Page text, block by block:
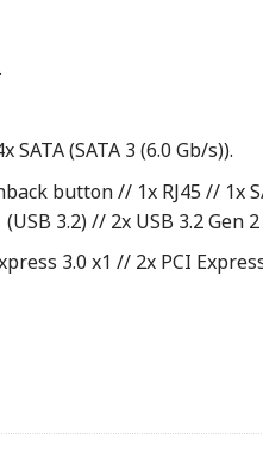
SATA (SATA 3 (6.0 Gb/s)).
button // 1x RJ45 // 1x
3.2) // 2x USB 3.2 Gen 2
3.0 x1 // 2x PCI